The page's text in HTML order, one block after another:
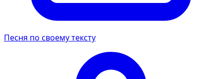
Песня по своему тексту